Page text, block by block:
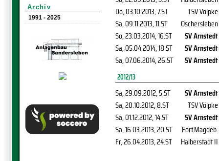
Archiv
1991 - 2025
Do, 03.10.2013, 7.ST
TSV Völpke
Sa, 09.11.2013, 11.ST
Oschersleben
So, 23.03.2014, 16.ST
SV Arnstedt
Sa, 05.04.2014, 18.ST
SV Arnstedt
Sa, 07.06.2014, 26.ST SV Arnstedt
2012/13
Sa, 29.09.2012, 5.ST
SV Arnstedt
Sa, 20.10.2012, 8.ST
TSV Völpke
Sa, 01.12.2012, 14.ST
SV Arnstedt
Sa, 16.03.2013, 20.ST
Fort.Magdeb.
Fr, 26.04.2013, 24.ST Halberstadt II